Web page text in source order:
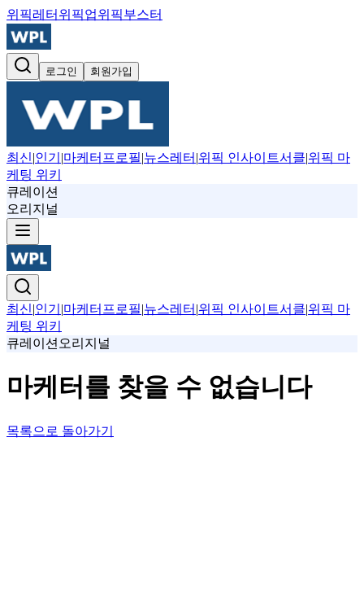
위픽레터 위픽업위픽부스터
로그인 회원가입
최신|인기 |마케터프로필|뉴스레터 |위픽 인사이트서클|위픽 마
케팅 위키
큐레이션
오리지널
최신|인기 |마케터프로필|뉴스레터 |위픽 인사이트서클|위픽 마
케팅 위키
큐레이션 오리지널
마케터를 찾을 수 없습니다
목록으로 돌아가기